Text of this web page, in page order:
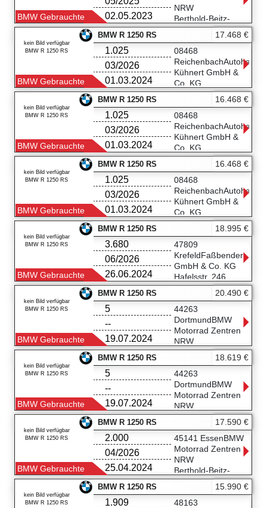
BMW Gebrauchte
02.05.2023
NRW
Berthold-Beitz-
Boulevard 510
45141 Essen
0201-8318-3850
kein Bild verfügbar
BMW R 1250 RS
BMW R 1250 RS
BMW Gebrauchte
17.468 €
1.025
03/2026
01.03.2024
08468
ReichenbachAutohaus
Kühnert GmbH &
Co. KG
Zwickauer Str. 275
Reichenbach
03675/61020
kein Bild verfügbar
BMW R 1250 RS
BMW R 1250 RS
BMW Gebrauchte
16.468 €
1.025
03/2026
01.03.2024
08468
ReichenbachAutohaus
Kühnert GmbH &
Co. KG
Zwickauer Str. 275
Reichenbach
03675/61020
kein Bild verfügbar
BMW R 1250 RS
BMW R 1250 RS
BMW Gebrauchte
16.468 €
1.025
03/2026
01.03.2024
08468
ReichenbachAutohaus
Kühnert GmbH &
Co. KG
Zwickauer Str. 275
Reichenbach
03675/61020
kein Bild verfügbar
BMW R 1250 RS
BMW R 1250 RS
BMW Gebrauchte
18.995 €
3.680
06/2026
26.06.2024
47809
KrefeldFaßbender
GmbH & Co. KG
Hafelsstr. 246
47809 Krefeld
02151/1598711
kein Bild verfügbar
BMW R 1250 RS
BMW R 1250 RS
BMW Gebrauchte
20.490 €
5
--
19.07.2024
44263
DortmundBMW
Motorrad Zentren
NRW
Nortkirchenstr. 111
44263 Dortmund
0231-9506-5850
kein Bild verfügbar
BMW R 1250 RS
BMW R 1250 RS
BMW Gebrauchte
18.619 €
5
--
19.07.2024
44263
DortmundBMW
Motorrad Zentren
NRW
Nortkirchenstr. 111
44263 Dortmund
0231-9506-5850
kein Bild verfügbar
BMW R 1250 RS
BMW R 1250 RS
BMW Gebrauchte
17.590 €
2.000
04/2026
25.04.2024
45141 EssenBMW
Motorrad Zentren
NRW
Berthold-Beitz-
Boulevard 510
45141 Essen
0201-8318-3850
kein Bild verfügbar
BMW R 1250 RS
BMW R 1250 RS 15.990 €
1.909
48163